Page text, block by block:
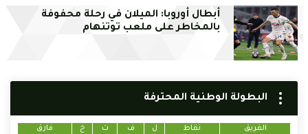
أبطال أوروبا: الميلان في رحلة محفوفة
بالمخاطر على ملعب توتنهام
البطولة الوطنية المحترفة
الفريق نقاط ل ف ت خ فارق